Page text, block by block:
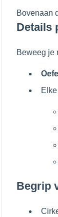
Bovenaan
Details
Beweeg je
Begrip